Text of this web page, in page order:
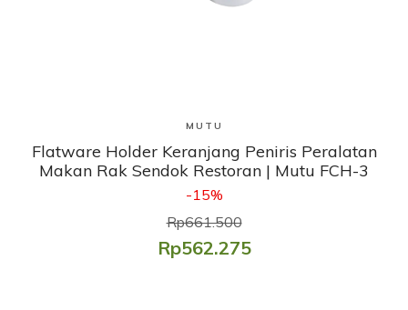
Lihat Produk
MUTU
Flatware Holder Keranjang Peniris Peralatan
Makan Rak Sendok Restoran | Mutu FCH-3
-15%
Rp661.500
Rp562.275